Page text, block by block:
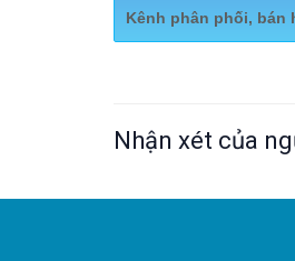
Kênh phân phối, bán
Nhận xét của